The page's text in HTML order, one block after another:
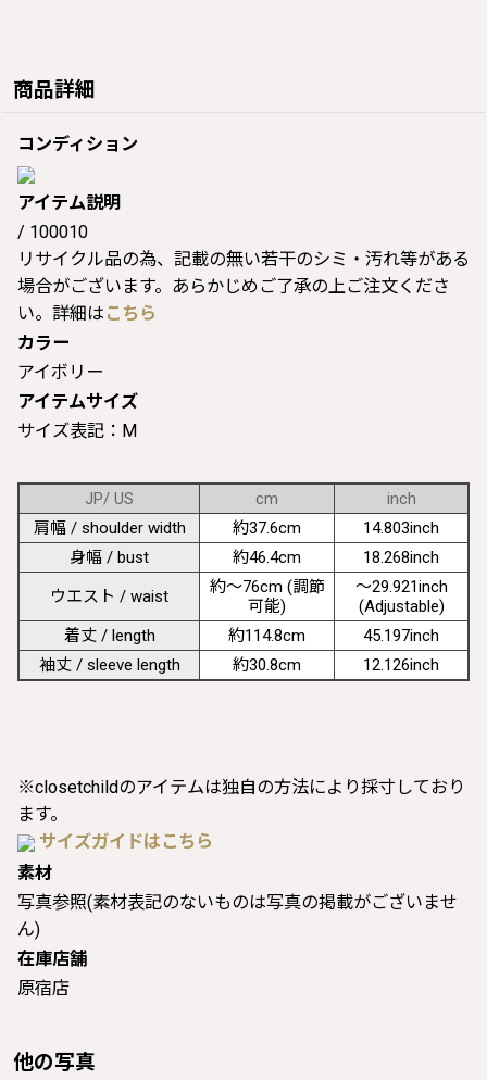
商品詳細
コンディション
アイテム説明
/ 100010
リサイクル品の為、記載の無い若干のシミ・汚れ等がある
場合がございます。あらかじめご了承の上ご注文くださ
い。詳細は こちら
カラー
アイボリー
アイテムサイズ
サイズ表記：M
JP/ US cm
inch
肩幅 / shoulder width
約37.6cm
14.803inch
身幅 / bust
約46.4cm
18.268inch
ウエスト / waist
約〜76cm (調節
可能)
〜29.921inch
(Adjustable)
着丈 / length
約114.8cm
45.197inch
袖丈 / sleeve length
約30.8cm 12.126inch
※closetchildのアイテムは独自の方法により採寸しており
ます。
サイズガイドはこちら
素材
写真参照(素材表記のないものは写真の掲載がございませ
ん)
在庫店舗
原宿店
他の写真